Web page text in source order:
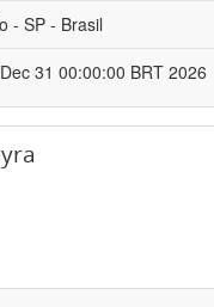
- SP - Brasil
31 00:00:00 BRT 2026